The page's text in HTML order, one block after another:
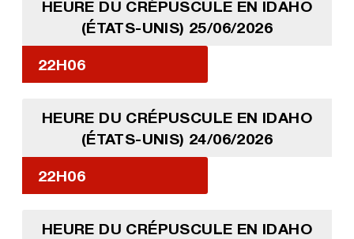
HEURE DU CRÉPUSCULE EN IDAHO
(ÉTATS-UNIS) 25/06/2026
22H06
HEURE DU CRÉPUSCULE EN IDAHO
(ÉTATS-UNIS) 24/06/2026
22H06
HEURE DU CRÉPUSCULE EN IDAHO